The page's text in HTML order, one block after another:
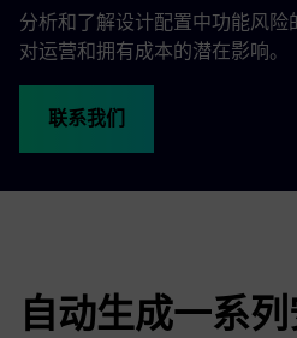
分析和了解设计配置中功能风
对运营和拥有成本的潜在影响。
联系我们
自动生成一系